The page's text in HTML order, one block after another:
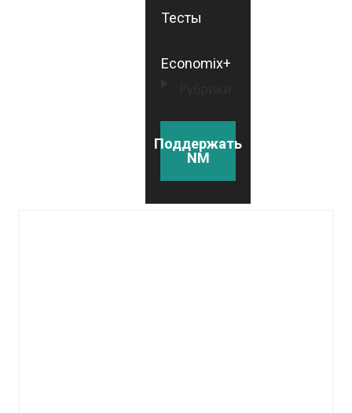
Тесты
Economix+
Поддержать
NM